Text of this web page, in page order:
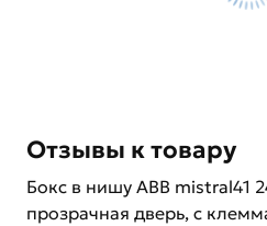
Отзывы к товару
Бокс в нишу ABB mistral41
прозрачная дверь, c